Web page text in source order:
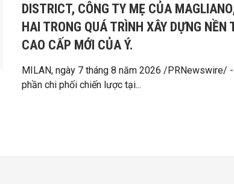
DISTRICT, CÔNG TY MẸ CỦA
HAI TRONG QUÁ TRÌNH XÂY DỰNG NỀN
CAO CẤP MỚI CỦA Ý.
MILAN, ngày 7 tháng 8 năm 2026 /PRNewswire/
phần chi phối chiến lược tại...